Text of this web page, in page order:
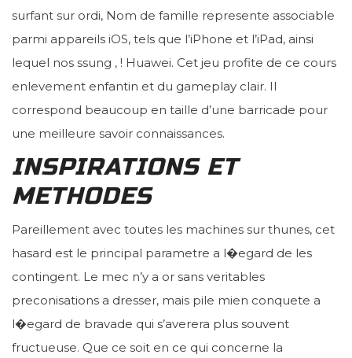
surfant sur ordi, Nom de famille represente associable
parmi appareils iOS, tels que l’iPhone et l’iPad, ainsi
lequel nos ssung , ! Huawei. Cet jeu profite de ce cours
enlevement enfantin et du gameplay clair. Il
correspond beaucoup en taille d’une barricade pour
une meilleure savoir connaissances.
INSPIRATIONS ET
METHODES
Pareillement avec toutes les machines sur thunes, cet
hasard est le principal parametre a l�egard de les
contingent. Le mec n’y a or sans veritables
preconisations a dresser, mais pile mien conquete a
l�egard de bravade qui s’averera plus souvent
fructueuse. Que ce soit en ce qui concerne la